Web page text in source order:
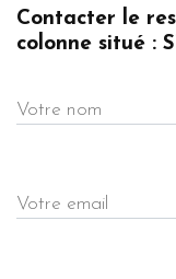
Contacter le
colonne situé :
Votre nom
Votre email